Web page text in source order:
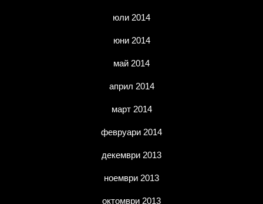
юли 2014
юни 2014
май 2014
април 2014
март 2014
февруари 2014
декември 2013
ноември 2013
октомври 2013